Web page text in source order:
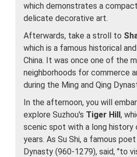
which demonstrates a
delicate decorative art.
Afterwards, take a stroll to
which is a famous historical
China. It was once one of the
neighborhoods for commerce
during the Ming and Qing
In the afternoon, you will
explore Suzhou's Tiger Hill,
scenic spot with a long history
years. As Su Shi, a famous
Dynasty (960-1279), said, "to